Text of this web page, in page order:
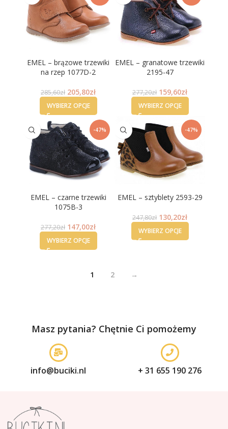
EMEL – brązowe trzewiki
na rzep 1077D-2
285,60zł 205,80zł
WYBIERZ OPCJE
EMEL – granatowe trzewiki
2195-47
277,20zł 159,60zł
WYBIERZ OPCJE
-47%
EMEL – czarne trzewiki
1075B-3
277,20zł 147,00zł
WYBIERZ OPCJE
-47%
EMEL – sztyblety 2593-29
247,80zł 130,20zł
WYBIERZ OPCJE
1 2 →
Masz pytania? Chętnie Ci pomożemy
info@buciki.nl + 31 655 190 276